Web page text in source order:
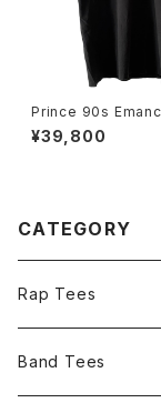
Prince 90s
ove Sex Liberty
¥39,800
CATEGORY
Rap Tees
Band Tees